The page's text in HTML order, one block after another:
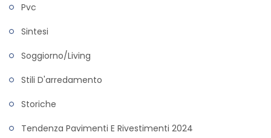
Pvc
Sintesi
Soggiorno/living
Stili D'arredamento
Storiche
Tendenza Pavimenti E Rivestimenti 2024